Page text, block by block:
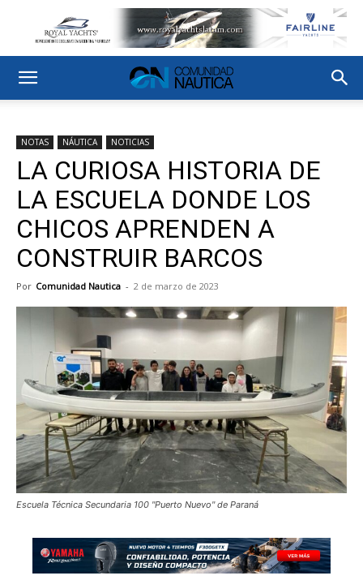
NOTAS NÁUTICA NOTICIAS
LA CURIOSA HISTORIA DE
LA ESCUELA DONDE LOS
CHICOS APRENDEN A
CONSTRUIR BARCOS
Por Comunidad Nautica - 2 de marzo de 2023
Escuela Técnica Secundaria 100 "Puerto Nuevo" de Paraná